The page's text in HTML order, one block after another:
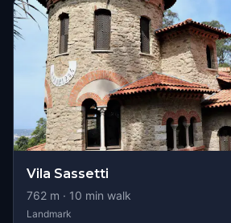
Vila Sassetti
762 m · 10 min walk
Landmark